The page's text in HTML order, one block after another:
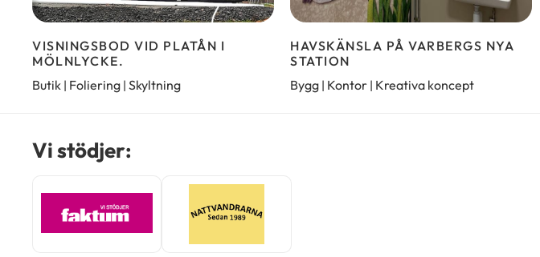
VISNINGSBOD VID PLATÅN I
MÖLNLYCKE.
Butik | Foliering | Skyltning
HAVSKÄNSLA PÅ VARBERGS NYA
STATION
Bygg | Kontor | Kreativa koncept
Vi stödjer: